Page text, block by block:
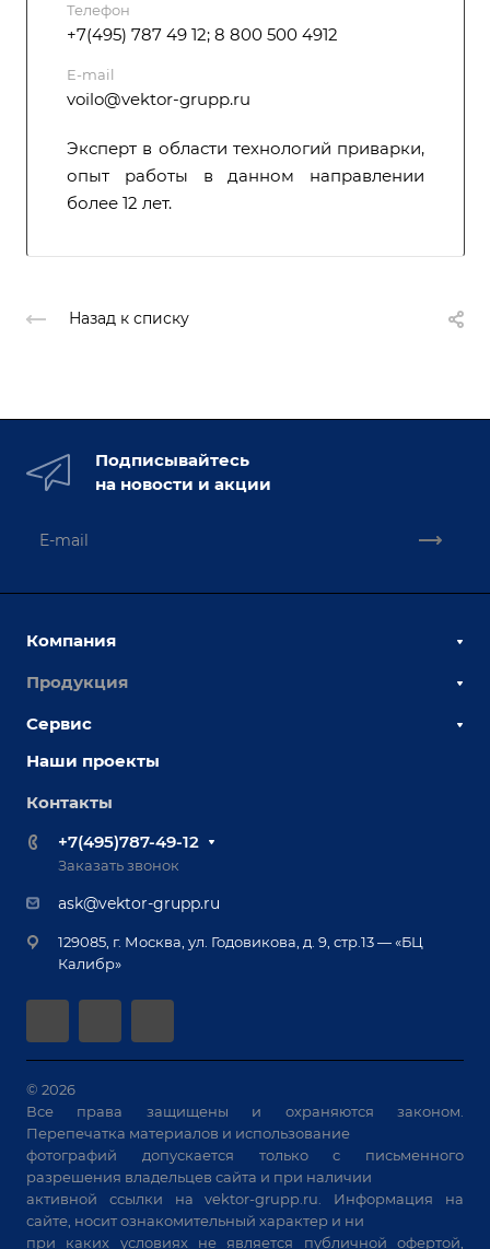
Телефон
+7(495) 787 49 12; 8 800 500 4912
E-mail
voilo@vektor-grupp.ru
Эксперт в области технологий приварки,
опыт работы в данном направлении
более 12 лет.
Назад к списку
Подписывайтесь
на новости и акции
Компания
О компании
Выставки и мероприятия
Вопрос ответ
Реквизиты
Документы
Продукция
Сборочно-сварочные столы
Оснастка для сварочных столов
Оборудование для приварки крепежа
Приварной крепеж
Специализированные решения для сварки
Позиционеры и вращатели
Машины контактной сварки
Универсальные зажимы
Системы аспирации
Станки лазерной резки
Решения для учебных заведений
Сервис
Сервисное обслуживание
Обучение
Лизинг
Гарантия
автоматизации
Наши проекты
Контакты
+7(495)787-49-12
Заказать звонок
ask@vektor-grupp.ru
129085, г. Москва, ул. Годовикова, д. 9, стр.13 — «БЦ
Калибр»
© 2026
Все права защищены и охраняются законом.
Перепечатка материалов и использование
фотографий допускается только с письменного
разрешения владельцев сайта и при наличии
активной ссылки наvektor-grupp.ru . Информация на
сайте, носит ознакомительный характер и ни
при каких условиях не является публичной офертой,